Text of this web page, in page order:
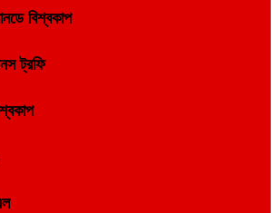
বিশ্বকাপ
ট্রফি